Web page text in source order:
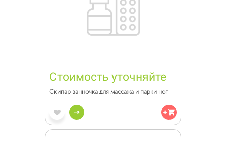
Стоимость уточняйте
Скипар ванночка для массажа и парки ног